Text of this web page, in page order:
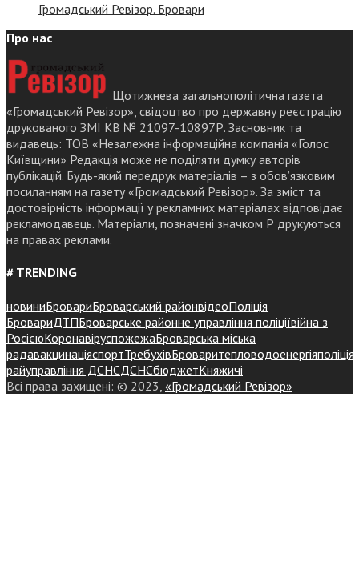
Громадський Ревізор. Бровари
Про нас
Щотижнева загальнополітична газета
«Громадський Ревізор», свідоцтво про державну реєстрацію
друкованого ЗМІ КВ № 21097-10897Р. Засновник та
видавець: ТОВ «Незалежна інформаційна компанія «Голос
Київщини» Редакція може не поділяти думку авторів
публікацій. Будь-який передрук матеріалів – з обов’язковим
посиланням на газету «Громадський Ревізор». За зміст та
достовірність інформації у рекламних матеріалах відповідає
рекламодавець. Матеріали, позначені значком Р друкуються
на правах реклами.
# TRENDING
новиниБровариБроварський районвідеоПоліція
БровариДТПБроварське районне управління поліціївійна з
РосієюКоронавіруспожежаБроварська міська
радавакцинаціяспортТребухівБроваритепловодоенергіяполіція
райуправління ДСНСДСНСбюджетКняжичі
Всі права захищені: © 2023, «Громадський Ревізор»